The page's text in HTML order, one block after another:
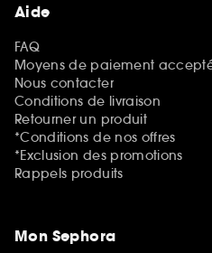
Aide
FAQ
Moyens de paiement
Nous contacter
Conditions de livraison
Retourner un produit
*Conditions de nos offres
*Exclusion des promotions
Rappels produits
Mon Sephora